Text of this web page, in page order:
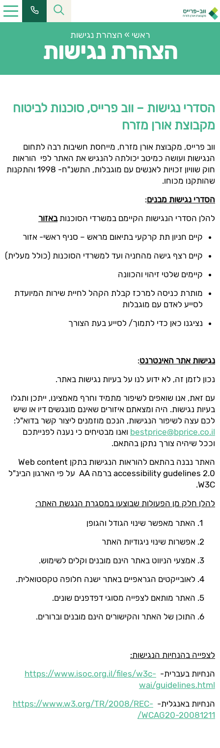
ראשי » הצהרת נגישות
הצהרת נגישות
הסדרי נגישות – ווב פרייס, סוכנות לביטוח
מקבוצת אורן מזרח
ווב פרייס, מקבוצת אורן מזרח, מייחסת חשיבות רבה לתחום
הנגישות ועושה כמיטב יכולתה להנגיש את האתר לפי הוראות
חוק שוויון זכויות לאנשים עם מוגבלות, התשנ"ח- 1998 והתקנות
שהותקנו מכוחו.
הסדרי נגישות מבנים:
להלן הסדרי הנגישות הקיימם במשרדי הסוכנותבאזור
קיים חניון תת קרקעי בתיאום מראש – סניף ראשי- אזור
קיים רצף גישה מהחניה ועד למשרדי הסוכנות (כולל מעלית)
קיימים שלטי זיהוי והכוונה
מותרת כניסה למרכז קבלת הקהל לחיית שירות המיועדת
לסייע לאדם עם מוגבלות
נציגנו כאן כדי לתמוך/ לסייע בעת הצורך
נגישות אתר האינטרנט:
נכון לזמן זה, לא ידוע לנו על בעיות נגישות באתר.
עם זאת, אנו שואפים לשיפור מתמיד וחרף מאמצינו, ייתכן ותגלו
בעיות נגישות. היה ומצאתם איזורים שאינם מונגשים דיו או שיש
לכם עצה לשיפור הנגישות, הנכם מוזמנים ליצור קשר בדוא"ל:
bestprice@bprice.co.il ואנו מבטיחים כי נענה לפנייתכם
וככל שיהיה צורך נתקן בהתאם.
האתר נבנה בהתאם להוראות הנגישות בתקן Web content
accessibility gudelines 2.0 ברמה AA על פי הארגון הבינ"ל
W3C.
להלן חלק מן הפעולות שבוצעו במסגרת הנגשת האתר:
האתר מאפשר שינוי הגודל והגופן
אפשרות שינוי ניגודיות האתר
אמצעי הניווט באתר הינם מובנים וקלים לשימוש.
לאובייקטים הגראפיים באתר ישנה חלופה טקסטואלית.
האתר מותאם לצפייה מסוגי דפדפנים שונים.
התוכן של האתר והקישורים הינם מובנים וברורים.
לצפייה בהנחיות הנגישות:
הנחיות בעברית- https://www.isoc.org.il/files/w3c-
wai/guidelines.html
הנחיות באנגלית- https://www.w3.org/TR/2008/REC-
WCAG20-20081211/